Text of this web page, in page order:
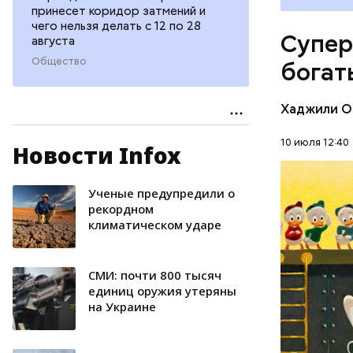
принесет коридор затмений и
чего нельзя делать с 12 по 28
августа
Общество
Новости Infox
Ученые предупредили о
рекордном
климатическом ударе
СМИ: почти 800 тысяч
единиц оружия утеряны
на Украине
Хаджили
10 июля 12:40
магазине
делала
ДЕНЬГИ